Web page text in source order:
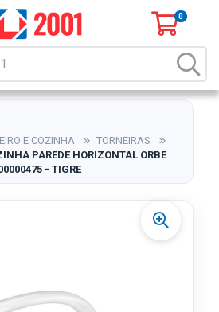
0
E COZINHA
TORNEIRAS
PAREDE HORIZONTAL ORBE
- TIGRE